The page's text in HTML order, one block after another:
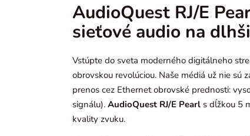
AudioQuest RJ/E
sieťové audio na
Vstúpte do sveta moderného digitálneho
obrovskou revolúciou. Naše médiá už nie sú
prenos cez Ethernet obrovské prednosti:
signálu). AudioQuest RJ/E Pearl s dĺžkou 5
kvality zvuku.